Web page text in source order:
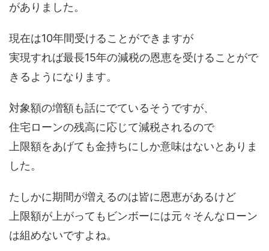
がありました。
現在は10年間受けることができますが
実現すれば最長15年の減税の恩恵を受けることがで
きるようになります。
対象額の増額も話にでているそうですが、
住宅ローンの残高に応じて減税されるので
上限額をあげても金持ちにしか意味はないとありま
した。
たしかに期間が増えるのは皆に恩恵があるけど
上限額が上がってもビンボーには元々そんなローン
は組めないですよね。